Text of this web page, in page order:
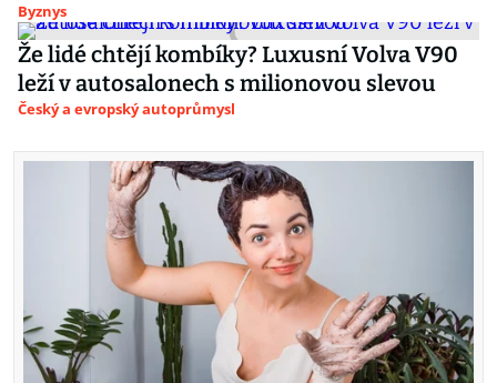
Byznys
Že lidé chtějí kombíky? Luxusní Volva V90
leží v autosalonech s milionovou slevou
Český a evropský autoprůmysl